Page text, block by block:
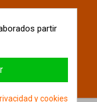
6
partir
y cookies